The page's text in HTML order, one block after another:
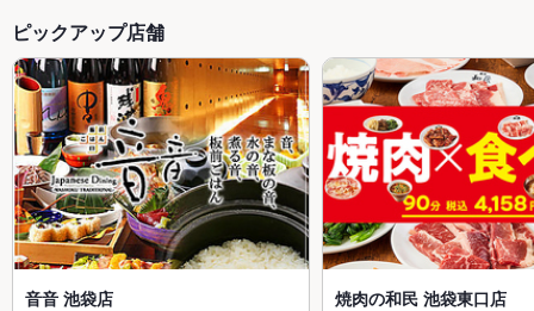
ピックアップ店舗
音音 池袋店 焼肉の和民 池袋東口店